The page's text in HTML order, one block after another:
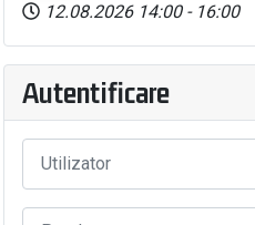
12.08.2026 14:00 - 16:00
Autentificare